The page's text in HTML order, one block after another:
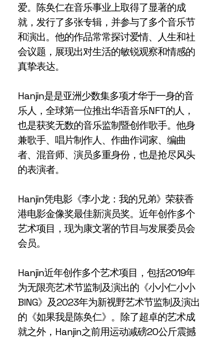
爱。陈奂仁在音乐事业上取得了显著的成
就，发行了多张专辑，并参与了多个音乐节
和演出。他的作品常常探讨爱情、人生和社
会议题，展现出对生活的敏锐观察和情感的
真挚表达。
Hanjin是是亚洲少数集多项才华于一身的音
乐人，全球第一位推出华语音乐NFT的人，
也是获奖无数的音乐监制暨创作歌手。他身
兼歌手、唱片制作人、作曲作词家、编曲
者、混音师、演员多重身份，也是抢尽风头
的表演者。
Hanjin凭电影《李小龙：我的兄弟》荣获香
港电影金像奖最佳新演员奖。近年创作多个
艺术项目，现为康文署的节目与发展委员会
会员。
Hanjin近年创作多个艺术项目，包括2019年
为无限亮艺术节监制及演出的《小小仁小小
BING》及2023年为新视野艺术节监制及演出
的《如果我是陈奂仁》。除了超卓的艺术成
就之外，Hanjin之前用运动减磅20公斤震撼